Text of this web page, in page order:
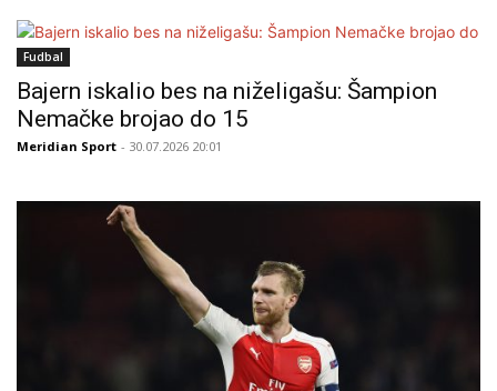
Fudbal
Bajern iskalio bes na niželigašu: Šampion
Nemačke brojao do 15
Meridian Sport - 30.07.2026 20:01